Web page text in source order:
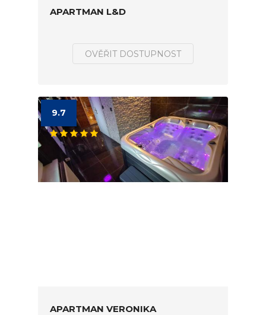
APARTMAN L&D
OVĚŘIT DOSTUPNOST
9.7
APARTMAN VERONIKA